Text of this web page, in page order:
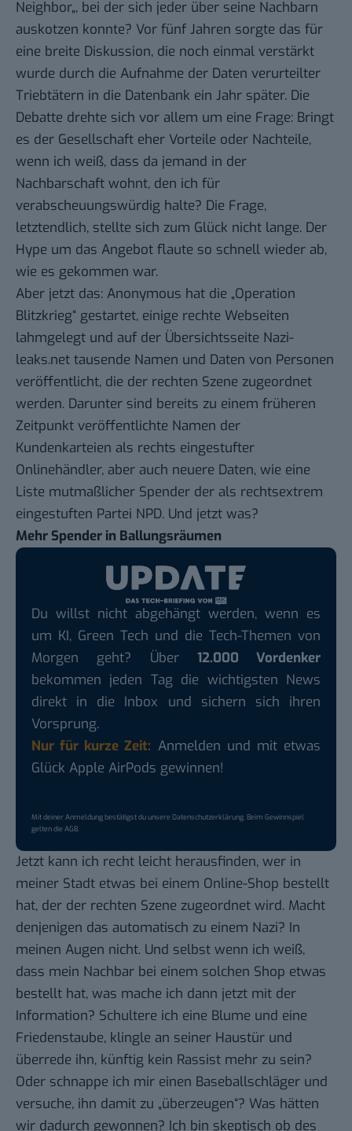
Neighbor„, bei der sich jeder über seine Nachbarn
auskotzen konnte? Vor fünf Jahren sorgte das für
eine breite Diskussion, die noch einmal verstärkt
wurde durch die Aufnahme der Daten verurteilter
Triebtätern in die Datenbank ein Jahr später. Die
Debatte drehte sich vor allem um eine Frage: Bringt
es der Gesellschaft eher Vorteile oder Nachteile,
wenn ich weiß, dass da jemand in der
Nachbarschaft wohnt, den ich für
verabscheuungswürdig halte? Die Frage,
letztendlich, stellte sich zum Glück nicht lange. Der
Hype um das Angebot flaute so schnell wieder ab,
wie es gekommen war.
Aber jetzt das: Anonymous hat die „Operation
Blitzkrieg“ gestartet, einige rechte Webseiten
lahmgelegt und auf der Übersichtsseite Nazi-
leaks.net tausende Namen und Daten von Personen
veröffentlicht, die der rechten Szene zugeordnet
werden. Darunter sind bereits zu einem früheren
Zeitpunkt veröffentlichte Namen der
Kundenkarteien als rechts eingestufter
Onlinehändler, aber auch neuere Daten, wie eine
Liste mutmaßlicher Spender der als rechtsextrem
eingestuften Partei NPD. Und jetzt was?
Mehr Spender in Ballungsräumen
Du willst nicht abgehängt werden, wenn es
um KI, Green Tech und die Tech-Themen von
Morgen geht? Über 12.000 Vordenker
bekommen jeden Tag die wichtigsten News
direkt in die Inbox und sichern sich ihren
Vorsprung.
Nur für kurze Zeit: Anmelden und mit etwas
Glück Apple AirPods gewinnen!
Mit deiner Anmeldung bestätigst du unsereDatenschutzerklärung. Beim Gewinnspiel
gelten dieAGB.
Jetzt kann ich recht leicht herausfinden, wer in
meiner Stadt etwas bei einem Online-Shop bestellt
hat, der der rechten Szene zugeordnet wird. Macht
denjenigen das automatisch zu einem Nazi? In
meinen Augen nicht. Und selbst wenn ich weiß,
dass mein Nachbar bei einem solchen Shop etwas
bestellt hat, was mache ich dann jetzt mit der
Information? Schultere ich eine Blume und eine
Friedenstaube, klingle an seiner Haustür und
überrede ihn, künftig kein Rassist mehr zu sein?
Oder schnappe ich mir einen Baseballschläger und
versuche, ihn damit zu „überzeugen“? Was hätten
wir dadurch gewonnen? Ich bin skeptisch ob des